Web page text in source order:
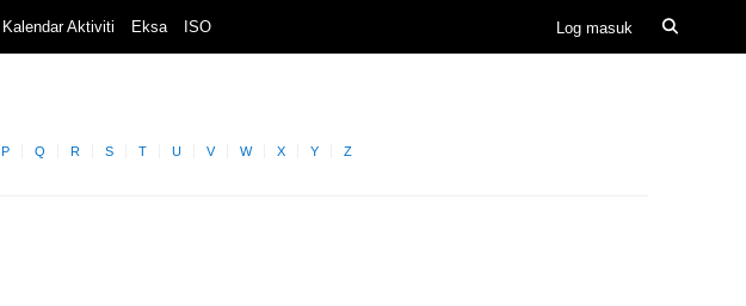
Kalendar Aktiviti Eksa ISO
P Q R S T U V W X Y Z